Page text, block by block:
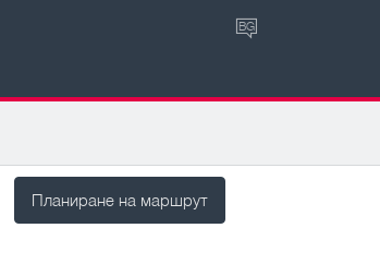
BG
Планиране на маршрут